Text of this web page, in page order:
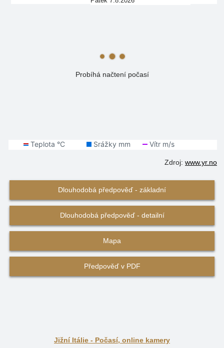
Probíhá načtení počasí
Zdroj: www.yr.no
Dlouhodobá předpověď - základní
Dlouhodobá předpověď - detailní
Mapa
Předpověď v PDF
Jižní Itálie - Počasí, online kamery